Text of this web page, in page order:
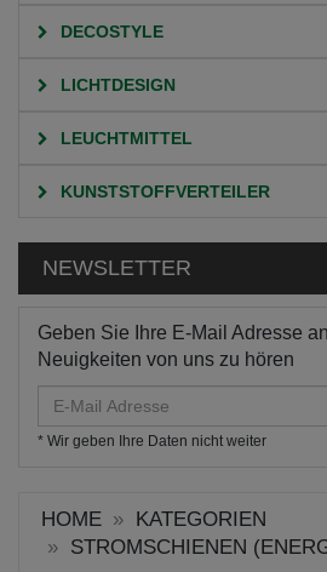
DECOSTYLE
LICHTDESIGN
LEUCHTMITTEL
KUNSTSTOFFVERTEILER
NEWSLETTER
Geben Sie Ihre E-Mail Adresse
Neuigkeiten von uns zu hören
Mail
Adresse
* Wir geben Ihre Daten nicht weiter
HOME
KATEGORIEN
STROMSCHIENEN